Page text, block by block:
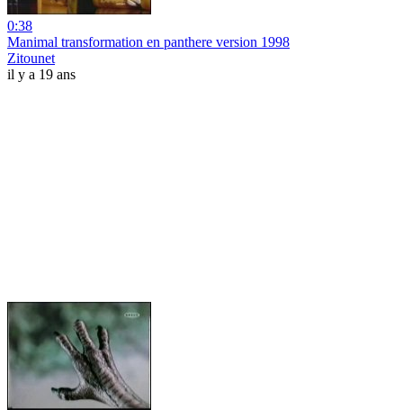
0:38
Manimal transformation en panthere version 1998
Zitounet
il y a 19 ans